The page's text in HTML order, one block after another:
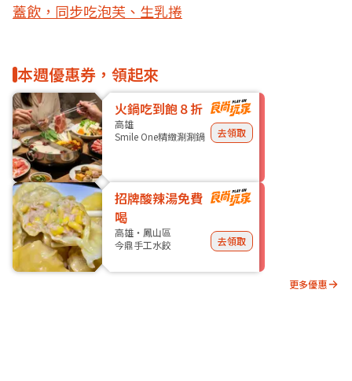
蓋飲，同步吃泡芙、生乳捲
本週優惠券，領起來
火鍋吃到飽８折
高雄
Smile One精緻涮涮鍋
去領取
招牌酸辣湯免費
喝
高雄・鳳山區
今鼎手工水餃
去領取
更多優惠